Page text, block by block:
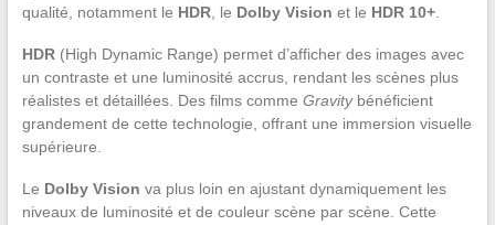
qualité, notamment le HDR, le Dolby Vision et le HDR 10+.
HDR(High Dynamic Range) permet d’afficher des images avec
un contraste et une luminosité accrus, rendant les scènes plus
réalistes et détaillées. Des films comme Gravitybénéficient
grandement de cette technologie, offrant une immersion visuelle
supérieure.
Le Dolby Vision va plus loin en ajustant dynamiquement les
niveaux de luminosité et de couleur scène par scène. Cette